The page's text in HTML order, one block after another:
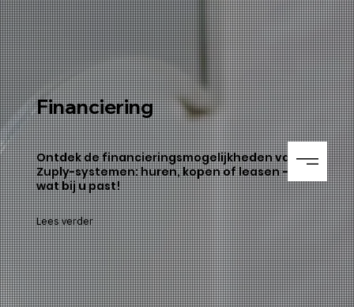
Financiering
Ontdek de financieringsmogelijkheden van
Zuply-systemen: huren, kopen of leasen – kies
wat bij u past!
Lees verder